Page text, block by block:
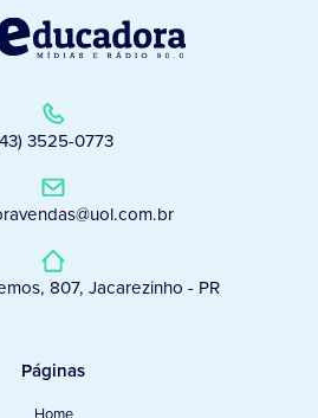
3525-0773
807, Jacarezinho - PR
Páginas